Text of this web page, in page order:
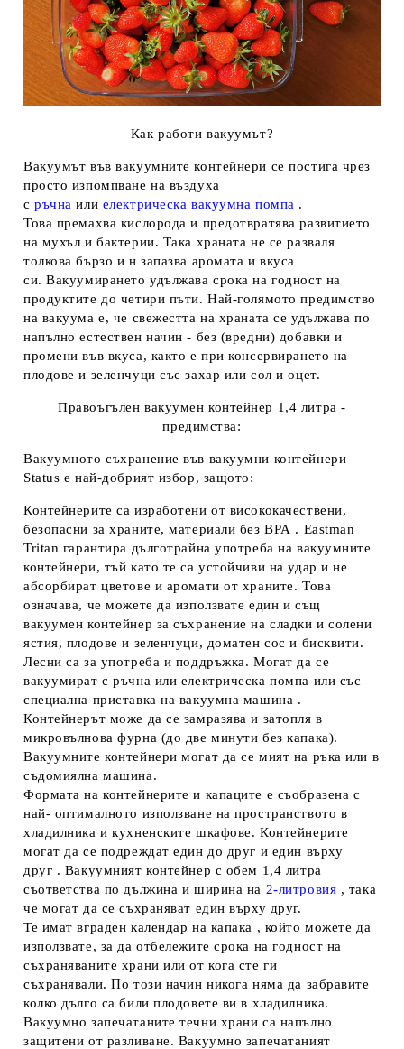
Как работи вакуумът?
Вакуумът във вакуумните контейнери се постига чрез
просто изпомпване на въздуха
сръчна или електрическа вакуумна помпа .
Това премахва кислорода и предотвратява развитието
на мухъл и бактерии. Така храната не се разваля
толкова бързо и н запазва аромата и вкуса
си. Вакуумирането удължава срока на годност на
продуктите до четири пъти. Най-голямото предимство
на вакуума е, че свежестта на храната се удължава по
напълно естествен начин - без (вредни) добавки и
промени във вкуса, както е при консервирането на
плодове и зеленчуци със захар или сол и оцет.
Правоъгълен вакуумен контейнер 1,4 литра -
предимства:
Вакуумното съхранение във вакуумни контейнери
Status е най-добрият избор, защото:
Контейнерите са изработени от висококачествени,
безопасни за храните, материали без BPA . Eastman
Tritan гарантира дълготрайна употреба на вакуумните
контейнери, тъй като те са устойчиви на удар и не
абсорбират цветове и аромати от храните. Това
означава, че можете да използвате един и същ
вакуумен контейнер за съхранение на сладки и солени
ястия, плодове и зеленчуци, доматен сос и бисквити.
Лесни са за употреба и поддръжка. Могат да се
вакуумират с ръчна или електрическа помпа или със
специална приставка на вакуумна машина .
Контейнерът може да се замразява и затопля в
микровълнова фурна (до две минути без капака).
Вакуумните контейнери могат да се мият на ръка или в
съдомиялна машина.
Формата на контейнерите и капаците е съобразена с
най- оптималното използване на пространството в
хладилника и кухненските шкафове. Контейнерите
могат да се подреждат един до друг и един върху
друг . Вакуумният контейнер с обем 1,4 литра
съответства по дължина и ширина на 2-литровия , така
че могат да се съхраняват един върху друг.
Те имат вграден календар на капака , който можете да
използвате, за да отбележите срока на годност на
съхраняваните храни или от кога сте ги
съхранявали. По този начин никога няма да забравите
колко дълго са били плодовете ви в хладилника.
Вакуумно запечатаните течни храни са напълно
защитени от разливане. Вакуумно запечатаният